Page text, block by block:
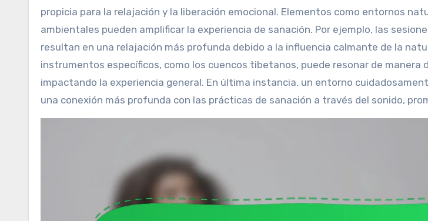
propicia para la relajación y la liberación emocional. Elementos como entornos
ambientales pueden amplificar la experiencia de sanación. Por ejemplo, las
resultan en una relajación más profunda debido a la influencia calmante de la
instrumentos específicos, como los cuencos tibetanos, puede resonar de manera
impactando la experiencia general. En última instancia, un entorno
una conexión más profunda con las prácticas de sanación a través del sonido,